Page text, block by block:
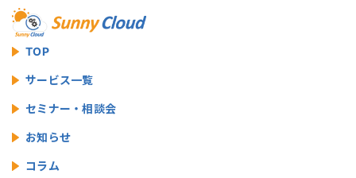
TOP
サービス一覧
セミナー・相談会
お知らせ
コラム